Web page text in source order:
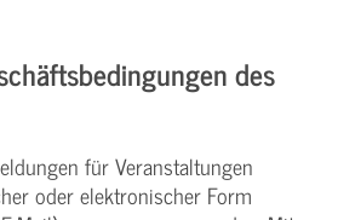
des
für Veranstaltungen
oder elektronischer Form